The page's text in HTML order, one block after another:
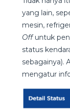
yang lain,
mesin,
Offuntuk
status
sebagainya).
mengatur